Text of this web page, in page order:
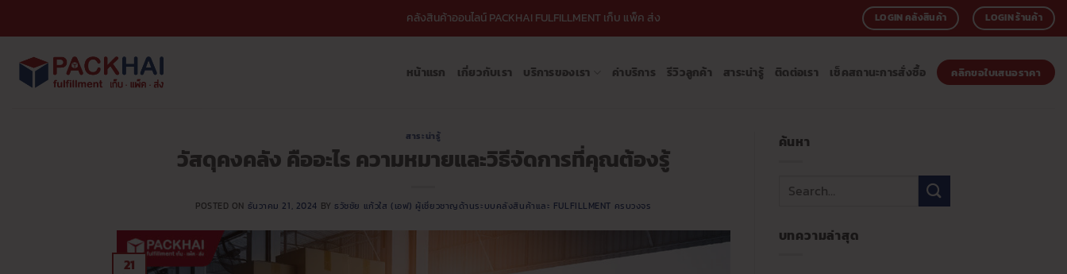
เนื้อหา
คลังสินค้าออนไลน์ PACKHAI FULFILLMENT เก็บ แพ็ค ส่ง LOGIN คลังสินค้า LOGIN ร้านค้า
หน้าแรก เกี่ยวกับเรา บริการของเรา ค่าบริการ รีวิวลูกค้า สาระน่ารู้ ติดต่อเรา เช็คสถานะการสั่งซื้อ คลิกขอใบเสนอราคา
สาระน่ารู้
วัสดุคงคลัง คืออะไร ความหมายและวิธีจัดการที่คุณต้องรู้
POSTED ON ธันวาคม 21, 2024 BY ธวัชชัย แก้วใส (เอฟ) ผู้เชี่ยวชาญด้านระบบคลังสินค้าและ FULFILLMENT ครบวงจร
21
ค้นหา
บทความล่าสุด